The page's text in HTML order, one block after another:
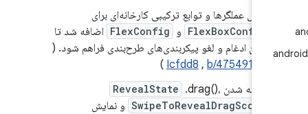
سپس عملگرها و توابع ترکیبی کارخانه‌ای برای
FlexBoxConfig و FlexConfig اضافه شد تا
امکان ادغام و لغو پیکربندی‌های طرح‌بندی فراهم شود. (
Icfdd8,b/475491619
)
RevealState .drag()،
SwipeToRevealDragScope و نمایش